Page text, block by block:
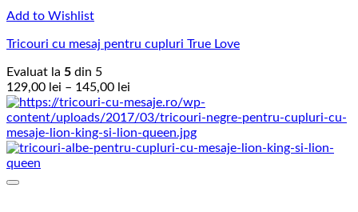
Add to Wishlist
Tricouri cu mesaj pentru cupluri True Love
Evaluat la 5 din 5
129,00 lei – 145,00 lei
de
prețuri:
129,00 lei
până